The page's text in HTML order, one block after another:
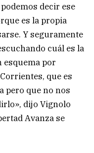
decir ese
es la propia
Y seguramente
cuál es la
esquema por
que es
pero que no nos
dijo Vignolo
Avanza se